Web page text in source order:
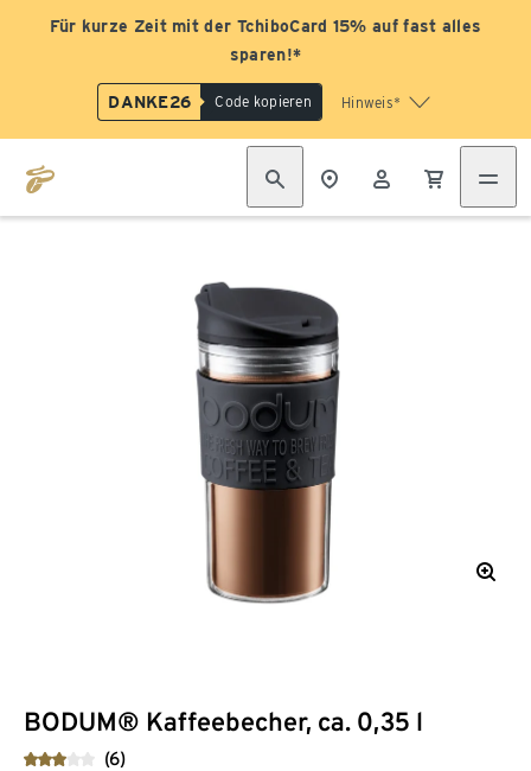
Für kurze Zeit mit der TchiboCard 15% auf fast alles
sparen!*
DANKE26 Code kopieren Hinweis*
BODUM® Kaffeebecher, ca. 0,35 l
(6)